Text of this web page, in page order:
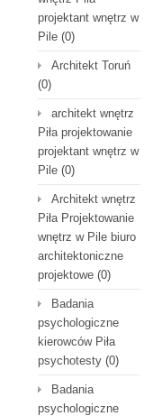
projektant wnętrz w
Pile (0)
Architekt Toruń
(0)
architekt wnętrz
Piła projektowanie
projektant wnętrz w
Pile (0)
Architekt wnętrz
Piła Projektowanie
wnętrz w Pile biuro
architektoniczne
projektowe (0)
Badania
psychologiczne
kierowców Piła
psychotesty (0)
Badania
psychologiczne